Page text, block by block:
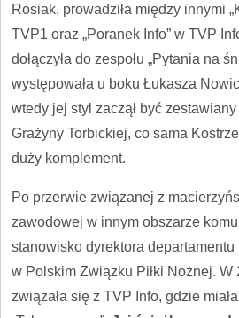
Rosiak, prowadziła między innymi
TVP1 oraz „Poranek Info” w TVP
dołączyła do zespołu „Pytania na
występowała u boku Łukasza
wtedy jej styl zaczął być
Grażyny Torbickiej, co sama
duży komplement.
Po przerwie związanej z
zawodowej w innym obszarze
stanowisko dyrektora
w Polskim Związku Piłki Nożnej.
związała się z TVP Info, gdzie